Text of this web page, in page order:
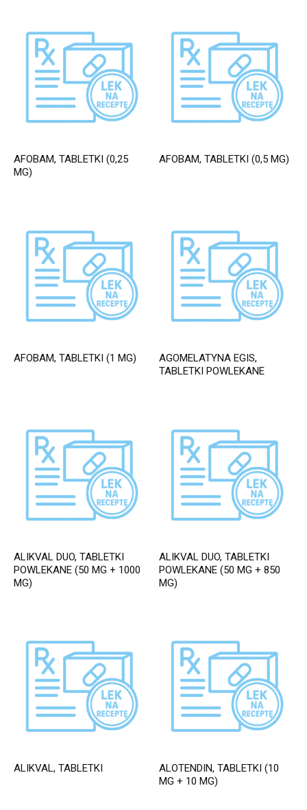
AFOBAM, TABLETKI (0,25
MG)
AFOBAM, TABLETKI (0,5 MG)
AFOBAM, TABLETKI (1 MG)
AGOMELATYNA EGIS,
TABLETKI POWLEKANE
ALIKVAL DUO, TABLETKI
POWLEKANE (50 MG + 1000
MG)
ALIKVAL DUO, TABLETKI
POWLEKANE (50 MG + 850
MG)
ALIKVAL, TABLETKI
ALOTENDIN, TABLETKI (10
MG + 10 MG)